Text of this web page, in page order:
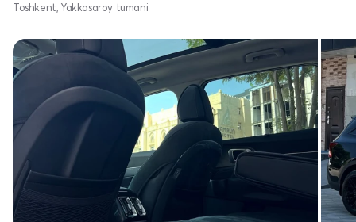
Toshkent, Yakkasaroy tumani